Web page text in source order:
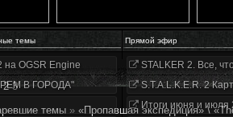
темы Прямой эфир
OGSR Engine
В ГОРОДА"
STALKER 2. Все,
S.T.A.L.K.E.R. 2
Итоги июня и июля
2 3
темы » «Пропавшая экспедиция» \